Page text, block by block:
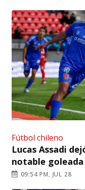
Fútbol chileno
Lucas Assadi
notable goleada
09:54 PM, JUL 28